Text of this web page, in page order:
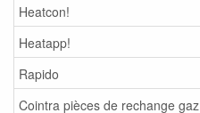
Heatcon!
Heatapp!
Rapido
Cointra pièces de rechange gaz